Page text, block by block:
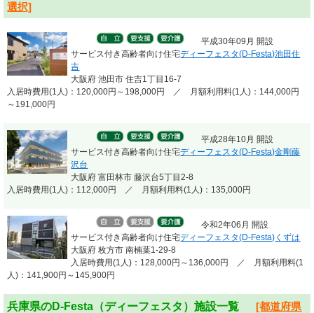
選択]
平成30年09月 開設
サービス付き高齢者向け住宅ディーフェスタ(D-Festa)池田住
吉
大阪府 池田市 住吉1丁目16-7
入居時費用(1人)：120,000円～198,000円 ／ 月額利用料(1人)：144,000円
～191,000円
平成28年10月 開設
サービス付き高齢者向け住宅ディーフェスタ(D-Festa)金剛藤
沢台
大阪府 富田林市 藤沢台5丁目2-8
入居時費用(1人)：112,000円 ／ 月額利用料(1人)：135,000円
令和2年06月 開設
サービス付き高齢者向け住宅ディーフェスタ(D-Festa)くずは
大阪府 枚方市 南楠葉1-29-8
入居時費用(1人)：128,000円～136,000円 ／ 月額利用料(1
人)：141,900円～145,900円
兵庫県のD-Festa（ディーフェスタ）施設一覧
[都道府県